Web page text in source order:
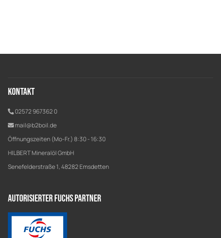
Kontakt
02572 967362 0
mail@b2boil.de
Öffnungszeiten (Mo-Fr.) 8:30 - 16:30
HILBERT Mineralöl GmbH
Senefelderstraße 1, 48282 Emsdetten
Autorisierter Fuchs Partner